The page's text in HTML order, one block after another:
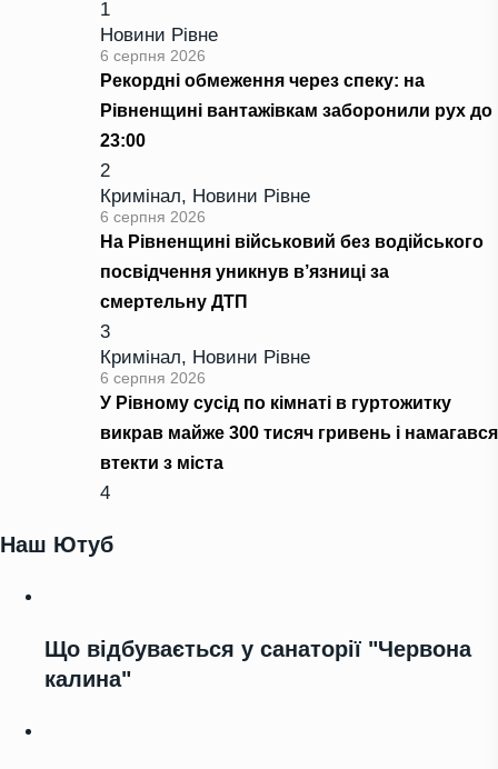
1
Новини Рівне
6 серпня 2026
Рекордні обмеження через спеку: на
Рівненщині вантажівкам заборонили рух до
23:00
2
Кримінал, Новини Рівне
6 серпня 2026
На Рівненщині військовий без водійського
посвідчення уникнув в’язниці за
смертельну ДТП
3
Кримінал, Новини Рівне
6 серпня 2026
У Рівному сусід по кімнаті в гуртожитку
викрав майже 300 тисяч гривень і намагався
втекти з міста
4
Наш Ютуб
Що відбувається у санаторії "Червона
калина"